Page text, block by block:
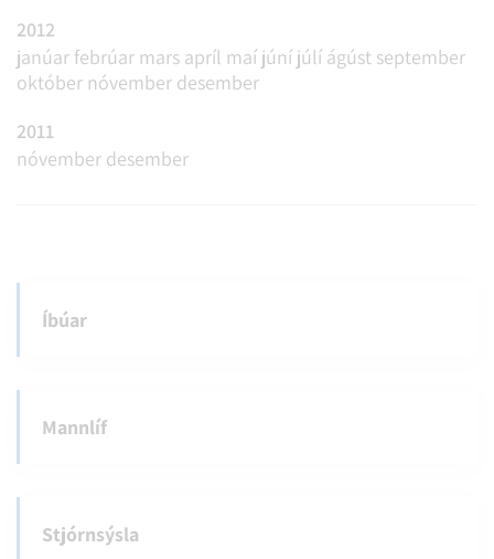
2012
janúar febrúar mars apríl maí júní júlí ágúst september
október nóvember desember
2011
nóvember desember
Íbúar
Mannlíf
Stjórnsýsla